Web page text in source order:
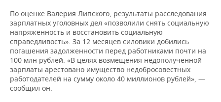
По оценке Валерия Липского, результаты расследования
зарплатных уголовных дел «позволили снять социальную
напряженность и восстановить социальную
справедливость». За 12 месяцев силовики добились
погашения задолженности перед работниками почти на
100 млн рублей. «В целях возмещения недополученной
зарплаты арестовано имущество недобросовестных
работодателей на сумму около 40 миллионов рублей», —
сообщил он.